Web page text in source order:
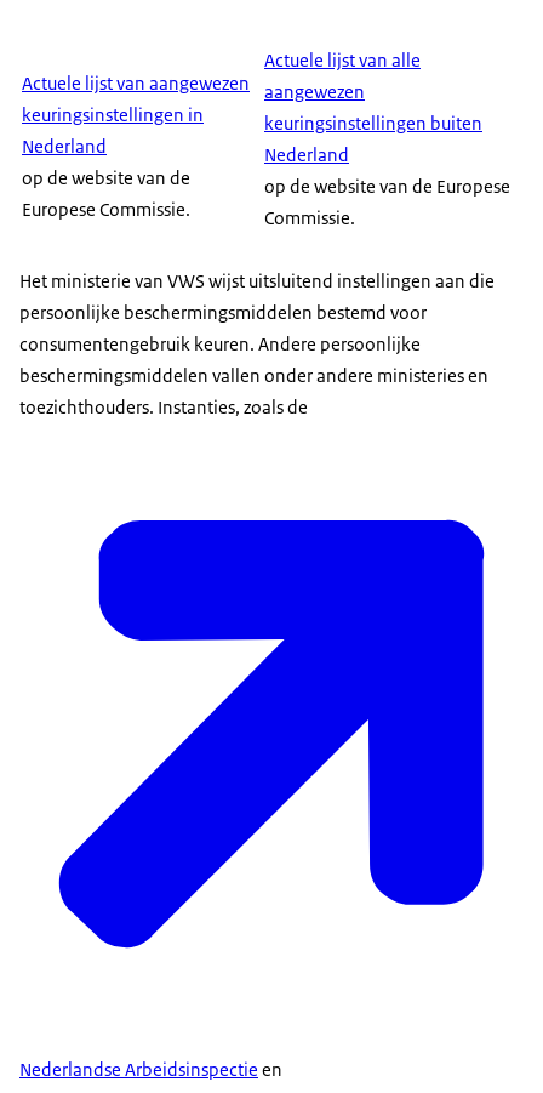
Actuele lijst van aangewezen
keuringsinstellingen in
Nederland
op de website van de
Europese Commissie.
Actuele lijst van alle
aangewezen
keuringsinstellingen buiten
Nederland
op de website van de Europese
Commissie.
Het ministerie van VWS wijst uitsluitend instellingen aan die
persoonlijke beschermingsmiddelen bestemd voor
consumentengebruik keuren. Andere persoonlijke
beschermingsmiddelen vallen onder andere ministeries en
toezichthouders. Instanties, zoals de
Nederlandse Arbeidsinspectie en